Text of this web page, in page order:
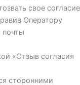
свое согласие
Оператору
почты
«Отзыв согласия
сторонними